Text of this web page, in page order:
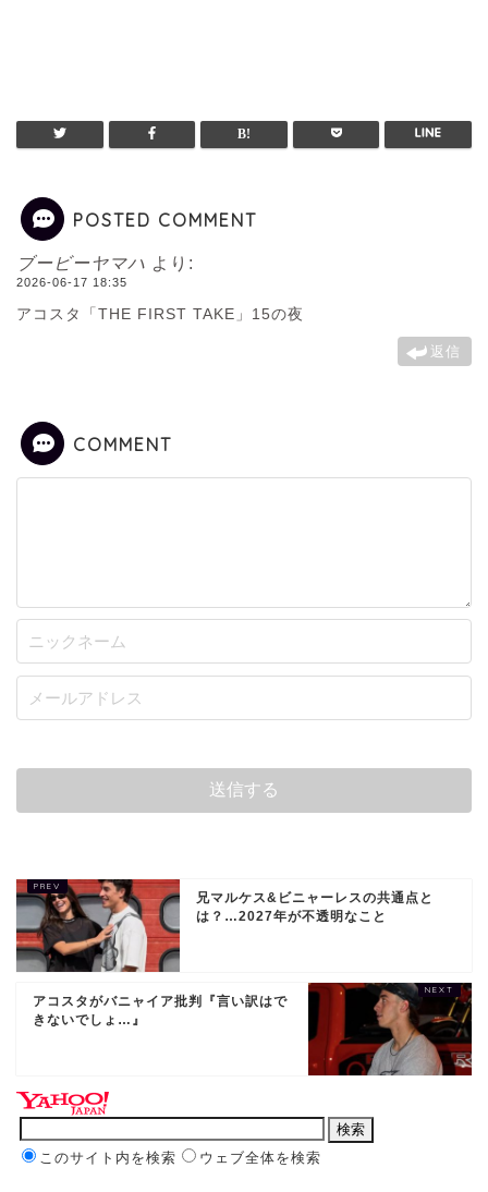
POSTED COMMENT
ブービーヤマハ より:
2026-06-17 18:35
アコスタ「THE FIRST TAKE」15の夜
返信
COMMENT
兄マルケス&ビニャーレスの共通点と
は？…2027年が不透明なこと
アコスタがバニャイア批判『言い訳はで
きないでしょ…』
このサイト内を検索 ウェブ全体を検索